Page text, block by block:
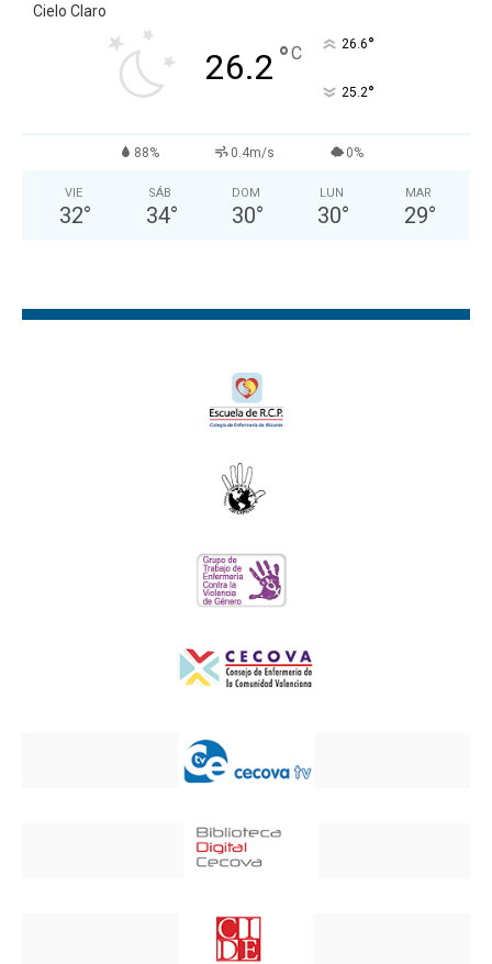
Cielo Claro
26.2 °C 26.6°
25.2°
88% 0.4m/s 0%
VIE
32°
SÁB
34°
DOM
30°
LUN
30°
MAR
29°